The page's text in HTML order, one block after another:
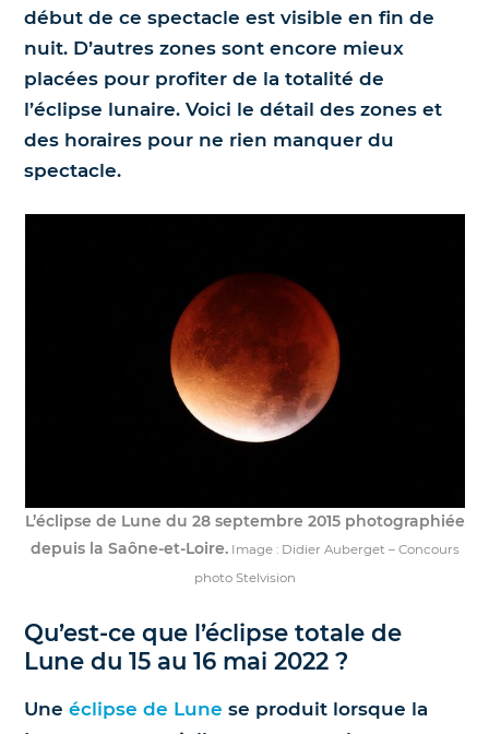
Science et exploration spatiale
Le coin des enfants
Nos jumelles pour l'astronomie
début de ce spectacle est visible en fin de
nuit. D’autres zones sont encore mieux
placées pour profiter de la totalité de
l’éclipse lunaire. Voici le détail des zones et
des horaires pour ne rien manquer du
spectacle.
L’éclipse de Lune du 28 septembre 2015 photographiée
depuis la Saône-et-Loire.Image : Didier Auberget – Concours
photo Stelvision
Qu’est-ce que l’éclipse totale de
Lune du 15 au 16 mai 2022 ?
Uneéclipse de Lune se produit lorsque la